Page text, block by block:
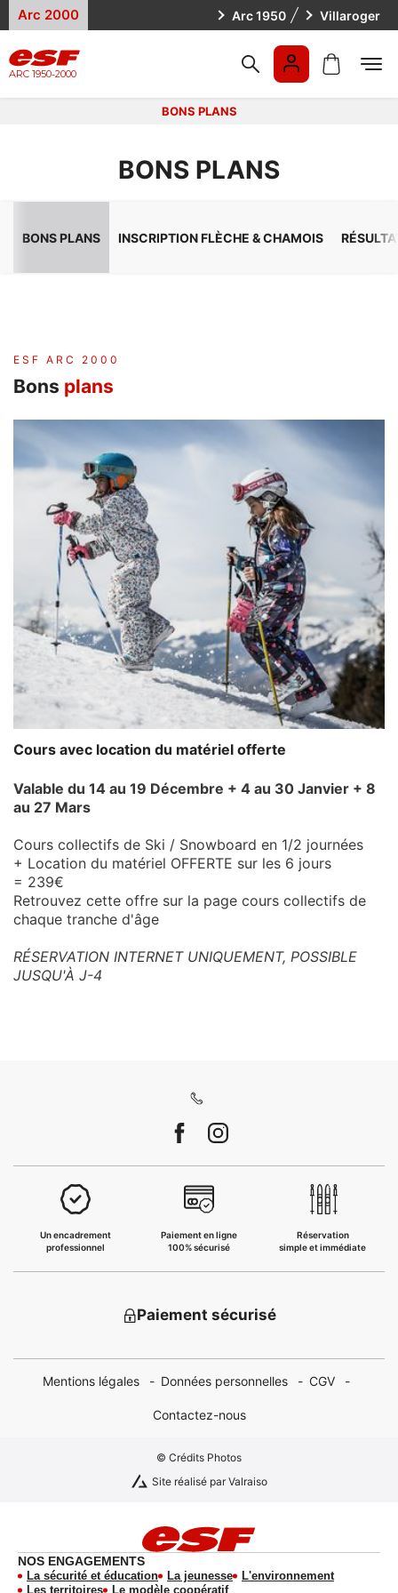
Arc 2000 Arc 1950 Villaroger
ARC 1950-2000
EN
BONS PLANS
BONS PLANS
BONS PLANS INSCRIPTION FLÈCHE & CHAMOIS
ESF ARC 2000
Bons plans
Cours avec location du matériel offerte
Valable du 14 au 19 Décembre + 4 au 30 Janvier + 8
au 27 Mars
Cours collectifs de Ski / Snowboard en 1/2 journées
+ Location du matériel OFFERTE sur les 6 jours
= 239€
Retrouvez cette offre sur la page cours collectifs de
chaque tranche d'âge
RÉSERVATION INTERNET UNIQUEMENT, POSSIBLE
JUSQU'À J-4
Un encadrement
professionnel
Paiement en ligne
100% sécurisé
Réservation
simple et immédiate
Paiement sécurisé
Mentions légales Données personnelles CGV
Contactez-nous
© Crédits Photos
Site réalisé par Valraiso
NOS ENGAGEMENTS
La sécurité et éducation La jeunesse
L'environnement
Les territoires
Le modèle coopératif